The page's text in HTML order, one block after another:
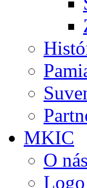
MKIC
O nás
Logo